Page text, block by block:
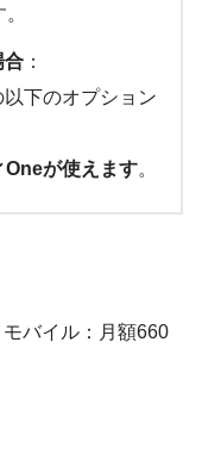
合 ：
下のオプション
Oneが使えます。
バイル：月額660